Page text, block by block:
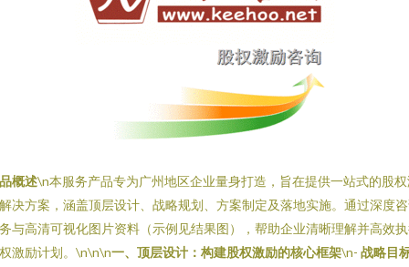
概述\n本服务产品专为广州地区企业量身打造，旨在提供一站式的股
决方案，涵盖顶层设计、战略规划、方案制定及落地实施。通过深度
与高清可视化图片资料（示例见结果图），帮助企业清晰理解并高效
激励计划。\n\n\n一、顶层设计：构建股权激励的核心框架\n- 战略目